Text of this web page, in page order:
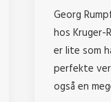
Georg
hos Kruger-
er lite som
perfekte
også en